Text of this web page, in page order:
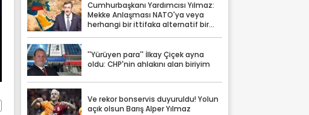
Cumhurbaşkanı Yardımcısı Yılmaz:
Mekke Anlaşması NATO'ya veya
herhangi bir ittifaka alternatif bir
''Yürüyen para'' İlkay Çiçek ayna
oldu: CHP'nin ahlakını alan biriyim
Ve rekor bonservis duyuruldu! Yolun
açık olsun Barış Alper Yılmaz